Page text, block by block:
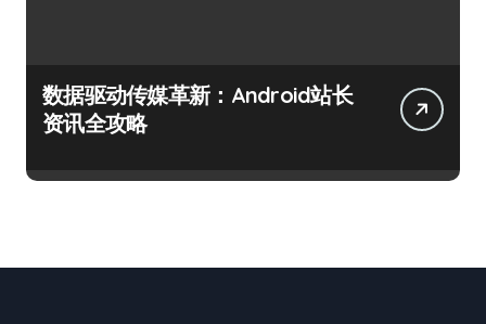
数据驱动传媒革新：Android站长
资讯全攻略